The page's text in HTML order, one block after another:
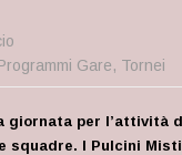
Gare, Tornei
giornata per l’attività
squadre. I Pulcini